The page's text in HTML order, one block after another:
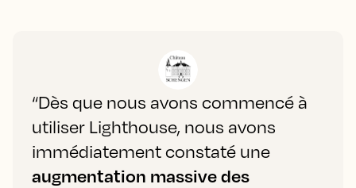
“Dès que nous avons commencé à
utiliser Lighthouse, nous avons
immédiatement constaté une
augmentation massive des